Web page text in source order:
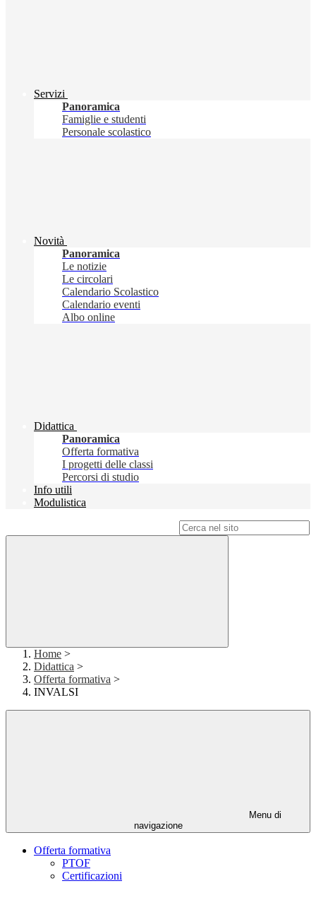
Servizi
Panoramica
Famiglie e studenti
Personale scolastico
Novità
Panoramica
Le notizie
Le circolari
Calendario Scolastico
Calendario eventi
Albo online
Didattica
Panoramica
Offerta formativa
I progetti delle classi
Percorsi di studio
Info utili
Modulistica
Home >
Didattica >
Offerta formativa >
INVALSI
Menu di
navigazione
Offerta formativa
PTOF
Certificazioni